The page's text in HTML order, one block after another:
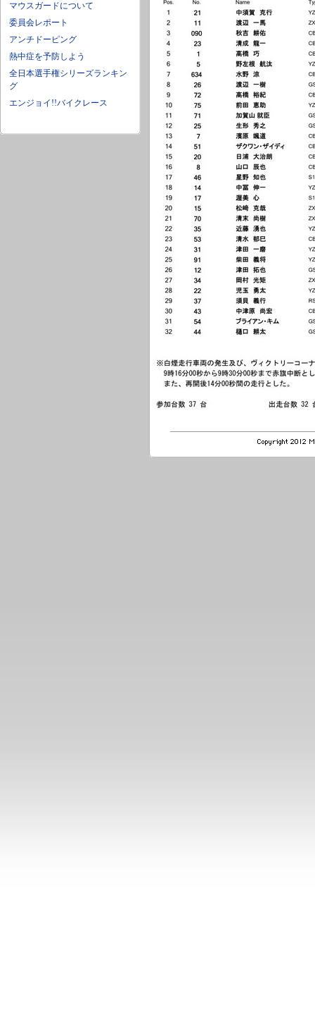
マウスガードについて
委員会レポート
アンチドーピング
熱中症を予防しよう
全日本選手権シリーズランキン
グ
エンジョイ!!バイクレース